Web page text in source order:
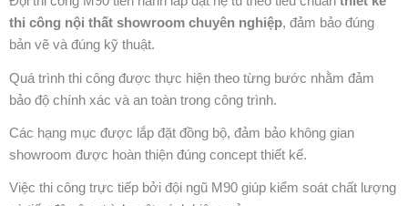
thi công nội thất showroom chuyên nghiệp, đảm bảo đúng
bản vẽ và đúng kỹ thuật.
Quá trình thi công được thực hiện theo từng bước nhằm đảm
bảo độ chính xác và an toàn trong công trình.
Các hạng mục được lắp đặt đồng bộ, đảm bảo không gian
showroom được hoàn thiện đúng concept thiết kế.
Việc thi công trực tiếp bởi đội ngũ M90 giúp kiểm soát chất lượng